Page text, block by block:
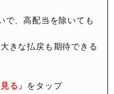
で、高配当を除いても
きな払戻も期待できる
る」 をタップ